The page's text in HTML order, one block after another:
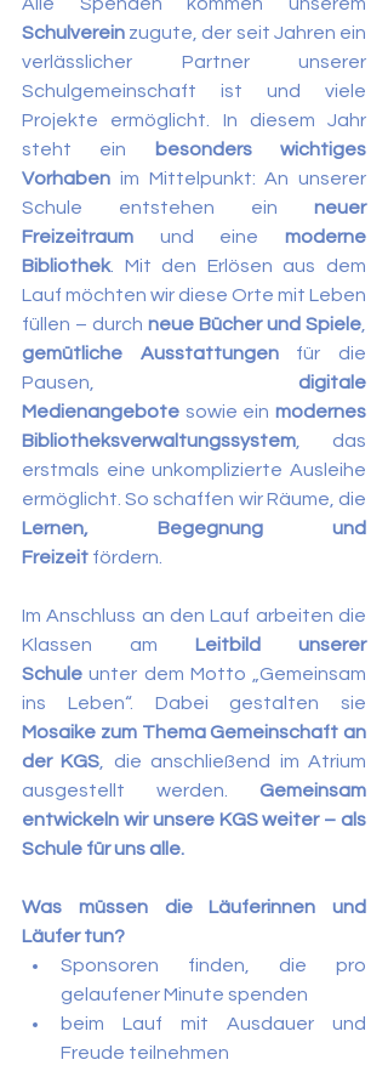
Schulverein zugute, der seit Jahren ein
verlässlicher Partner unserer
Schulgemeinschaft ist und viele
Projekte ermöglicht. In diesem Jahr
steht ein besonders wichtiges
Vorhaben im Mittelpunkt: An unserer
Schule entstehen ein neuer
Freizeitraum und eine moderne
Bibliothek. Mit den Erlösen aus dem
Lauf möchten wir diese Orte mit Leben
füllen – durch neue Bücher und Spiele
gemütliche Ausstattungen für die
Pausen, digitale
Medienangebote sowie ein modernes
Bibliotheksverwaltungssystem , das
erstmals eine unkomplizierte Ausleihe
Lernen, Begegnung und
Freizeit fördern.
Im Anschluss an den Lauf arbeiten die
Klassen am Leitbild unserer
Schule unter dem Motto „Gemeinsam
Mosaike zum Thema Gemeinschaft an
der KGS , die anschließend im Atrium
ausgestellt werden. Gemeinsam
entwickeln wir unsere KGS weiter – als
Schule für uns alle.
Was müssen die Läuferinnen und
Läufer tun?
Sponsoren finden, die pro
gelaufener Minute spenden
beim Lauf mit Ausdauer und
Freude teilnehmen